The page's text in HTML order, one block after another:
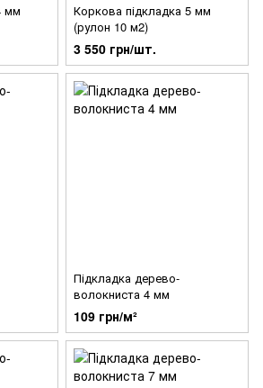
мм
Коркова підкладка 5 мм
(рулон 10 м2)
3 550 грн/шт.
Підкладка дерево-
волокниста 4 мм
109 грн/м²